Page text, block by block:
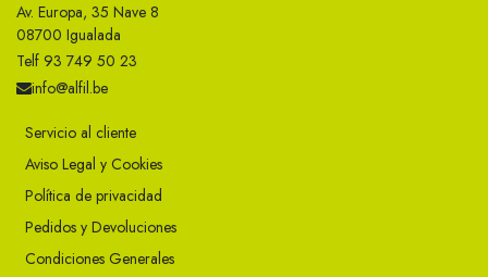
Av. Europa, 35 Nave 8
08700 Igualada
Telf 93 749 50 23
info@alfil.be
Servicio al cliente
Aviso Legal y Cookies
Política de privacidad
Pedidos y Devoluciones
Condiciones Generales